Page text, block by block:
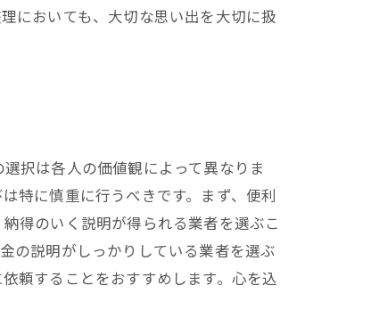
においても、大切な思い出を大切に扱
択は各人の価値観によって異なりま
特に慎重に行うべきです。まず、便利
得のいく説明が得られる業者を選ぶこ
の説明がしっかりしている業者を選ぶ
頼することをおすすめします。心を込